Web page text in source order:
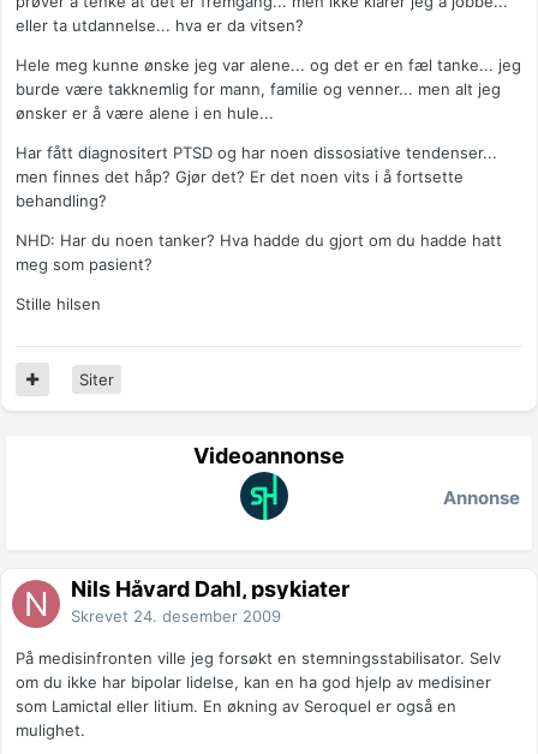
eller ta utdannelse... hva er da vitsen?
Hele meg kunne ønske jeg var alene... og det er en fæl tanke... jeg
burde være takknemlig for mann, familie og venner... men alt jeg
ønsker er å være alene i en hule...
Har fått diagnositert PTSD og har noen dissosiative tendenser...
men finnes det håp? Gjør det? Er det noen vits i å fortsette
behandling?
NHD: Har du noen tanker? Hva hadde du gjort om du hadde hatt
meg som pasient?
Stille hilsen
Siter
Videoannonse
Annonse
Nils Håvard Dahl, psykiater
Skrevet 24. desember 2009
På medisinfronten ville jeg forsøkt en stemningsstabilisator. Selv
om du ikke har bipolar lidelse, kan en ha god hjelp av medisiner
som Lamictal eller litium. En økning av Seroquel er også en
mulighet.